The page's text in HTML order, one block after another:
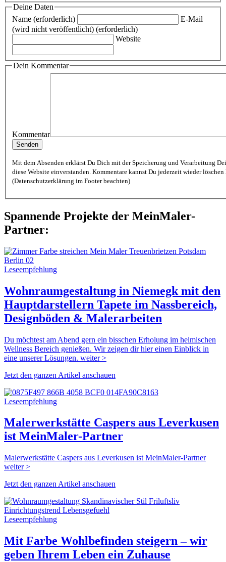
Deine Daten
Name (erforderlich)
E-Mail
(wird nicht veröffentlicht) (erforderlich)
Website
Dein Kommentar
Kommentar
Mit dem Absenden erklärst Du Dich mit der Speicherung und Verarbeitung
diese Website einverstanden. Kommentare kannst Du jederzeit wieder löschen lassen
(Datenschutzerklärung im Footer beachten)
Spannende Projekte der MeinMaler-
Partner:
Leseempfehlung
Wohnraumgestaltung in Niemegk mit den
Hauptdarstellern Tapete im Nassbereich,
Designböden & Malerarbeiten
Du möchtest am Abend gern ein bisschen Erholung im heimischen
Wellness Bereich genießen. Wir zeigen dir hier einen Einblick in
eine unserer Lösungen. weiter >
Jetzt den ganzen Artikel anschauen
Leseempfehlung
Malerwerkstätte Caspers aus Leverkusen
ist MeinMaler-Partner
Malerwerkstätte Caspers aus Leverkusen ist MeinMaler-Partner
weiter >
Jetzt den ganzen Artikel anschauen
Leseempfehlung
Mit Farbe Wohlbefinden steigern – wir
geben Ihrem Leben ein Zuhause